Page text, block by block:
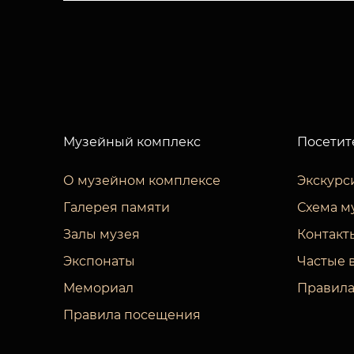
Музейный комплекс
О музейном комплексе
Галерея памяти
Залы музея
Экспонаты
Мемориал
Правила посещения
Схема
Частые